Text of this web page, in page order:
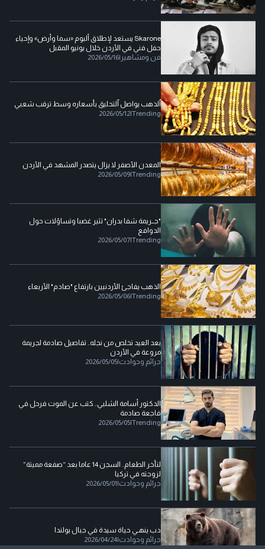
Skarone يستعد لإطلاق ألبوم «سما وأرض» وإحياء
حفل فني في الأردن خلال يونيو المقبل
فن ومشاهير |
2026/05/16
ٱلذهب يواصل ٱلتحليق بأسعاره وسط ترقب شعبي
Trending
|
2026/05/12
المعدن الأصفر لا يزال يتصدر المشهد في الأردن
Trending
|
2026/05/09
"جــريمة شفا بدران" تثير غضبا وتساؤلات حول
الدوافع
Trending
|
2026/05/07
الذهب يفاجئ الأردنيين بارتفاع "صادم" الأربعاء
Trending
|
2026/05/06
بعد العيد تخلص من نجله.. تفاصيل صادمة لجريمة
مروعة في الأردن
جرائم وحوادث|
2026/05/05
الدكتور أسامة الشلبي.. كتب عن الموت فرحل في
فاجعة صادمة
Trending
|
2026/05/05
لتأخر الطعام.. السجن 14 عاما بعد “صفعة مميتة”
لزوجته في تركيا
جرائم وحوادث|
2026/05/01
دب ينهـي حياة سيدة في جبال بولندا
جرائم وحوادث|
2026/04/24